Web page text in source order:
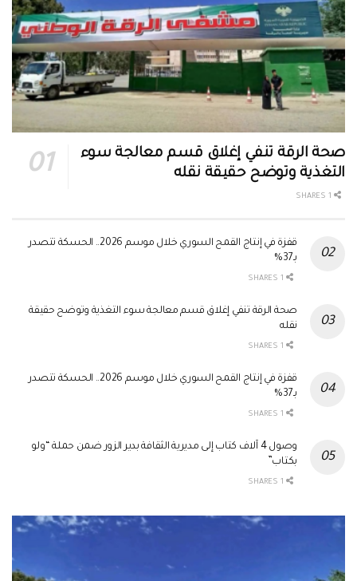
صحة الرقة تنفي إغلاق قسم معالجة سوء
التغذية وتوضح حقيقة نقله
قفزة في إنتاج القمح السوري خلال موسم 2026.. الحسكة تتصدر
بـ37%
صحة الرقة تنفي إغلاق قسم معالجة سوء التغذية وتوضح حقيقة
نقله
قفزة في إنتاج القمح السوري خلال موسم 2026.. الحسكة تتصدر
بـ37%
وصول 4 آلاف كتاب إلى مديرية الثقافة بدير الزور ضمن حملة “ولو
بكتاب”